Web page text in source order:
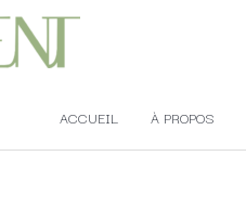
ACCUEIL À PROPOS